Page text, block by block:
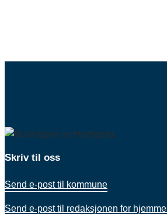
Skriv til oss
Send e-post til kommune
Send e-post til redaksjonen for